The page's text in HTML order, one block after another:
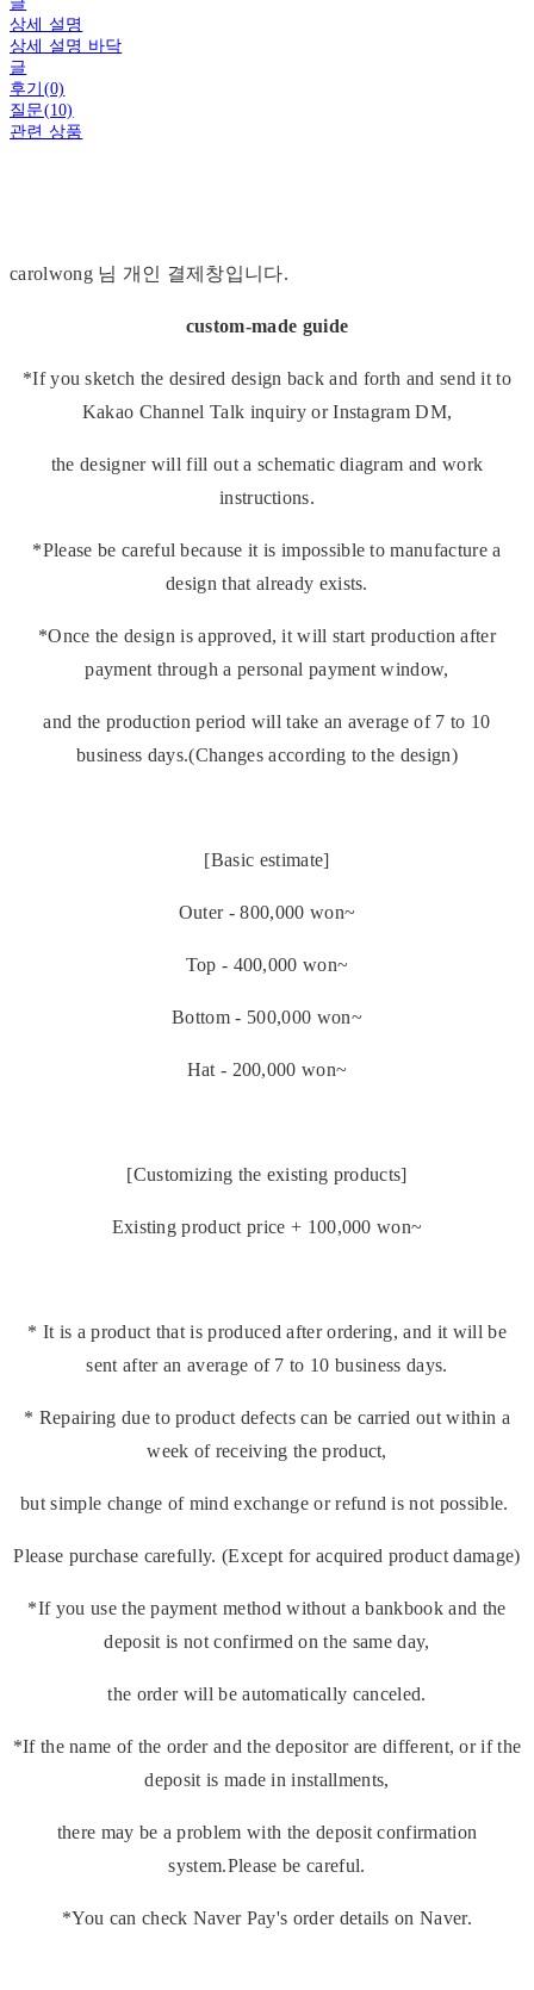
상세 설명
상세 설명 바닥
글
후기(0)
질문(10)
관련 상품
carolwong 님 개인 결제창입니다.
custom-made guide
*If you sketch the desired design back and forth and send it to
Kakao Channel Talk inquiry or Instagram DM,
the designer will fill out a schematic diagram and work
instructions.
*Please be careful because it is impossible to manufacture a
design that already exists.
*Once the design is approved, it will start production after
payment through a personal payment window,
and the production period will take an average of 7 to 10
business days.(Changes according to the design)
[Basic estimate]
Outer - 800,000 won~
Top - 400,000 won~
Bottom - 500,000 won~
Hat - 200,000 won~
[Customizing the existing products]
Existing product price + 100,000 won~
* It is a product that is produced after ordering, and it will be
sent after an average of 7 to 10 business days.
* Repairing due to product defects can be carried out within a
week of receiving the product,
but simple change of mind exchange or refund is not possible.
Please purchase carefully. (Except for acquired product damage)
*If you use the payment method without a bankbook and the
deposit is not confirmed on the same day,
the order will be automatically canceled.
*If the name of the order and the depositor are different, or if the
deposit is made in installments,
there may be a problem with the deposit confirmation
system.Please be careful.
*You can check Naver Pay's order details on Naver.